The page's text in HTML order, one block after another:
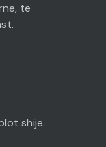
të
shije.